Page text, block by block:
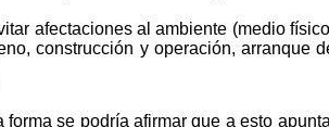
afectaciones al ambiente (medio
construcción y operación, arranque
se podría afirmar que a esto